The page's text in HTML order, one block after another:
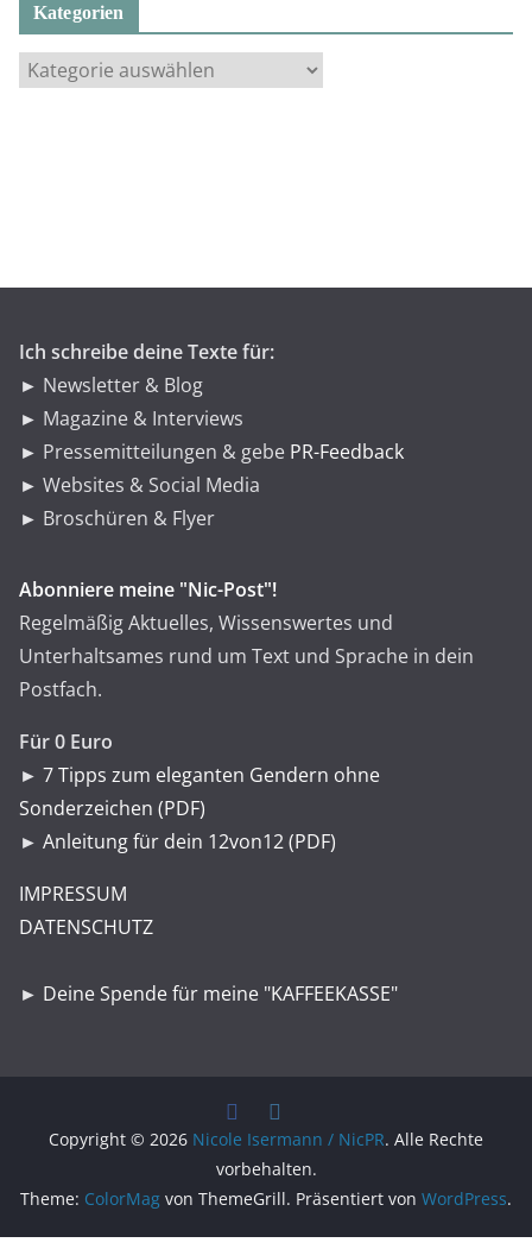
Kategorien
a
Ich schreibe deine Texte für:
► Newsletter & Blog
► Magazine & Interviews
► Pressemitteilungen & gebe PR-Feedback
► Websites & Social Media
► Broschüren & Flyer
Abonniere meine "Nic-Post"!
Regelmäßig Aktuelles, Wissenswertes und
Unterhaltsames rund um Text und Sprache in dein
Postfach.
Für 0 Euro
► 7 Tipps zum eleganten Gendern ohne
Sonderzeichen (PDF)
► Anleitung für dein 12von12 (PDF)
IMPRESSUM
DATENSCHUTZ
► Deine Spende für meine "KAFFEEKASSE"
Copyright © 2026 Nicole Isermann / NicPR. Alle Rechte
vorbehalten.
Theme: ColorMag von ThemeGrill. Präsentiert von WordPress.